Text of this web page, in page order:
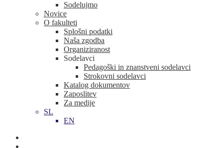
Sodelujmo
Novice
O fakulteti
Splošni podatki
Naša zgodba
Organiziranost
Sodelavci
Pedagoški in znanstveni sodelavci
Strokovni sodelavci
Katalog dokumentov
Zaposlitev
Za medije
SL
EN